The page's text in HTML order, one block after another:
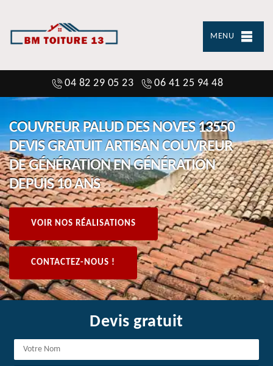
MENU
04 82 29 05 23 06 41 25 94 48
COUVREUR PALUD DES NOVES 13550
DEVIS GRATUIT ARTISAN COUVREUR
DE GÉNÉRATION EN GÉNÉRATION
DEPUIS 10 ANS
VOIR NOS RÉALISATIONS
CONTACTEZ-NOUS !
Devis gratuit